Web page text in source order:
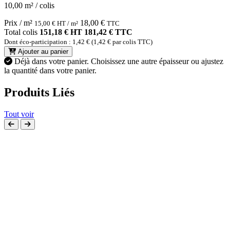
10,00 m² / colis
Prix / m² 15,00 € HT / m² 18,00 € TTC
Total colis 151,18 € HT 181,42 € TTC
Dont éco-participation : 1,42 € (1,42 € par colis TTC)
Ajouter au panier
Déjà dans votre panier. Choisissez une autre épaisseur ou ajustez
la quantité dans votre panier.
Produits Liés
Tout voir